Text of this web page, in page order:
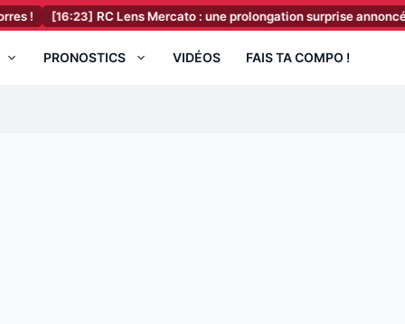
RC Lens Mercato : une prolongation surprise annoncée en
PRONOSTICS VIDÉOS FAIS TA COMPO !